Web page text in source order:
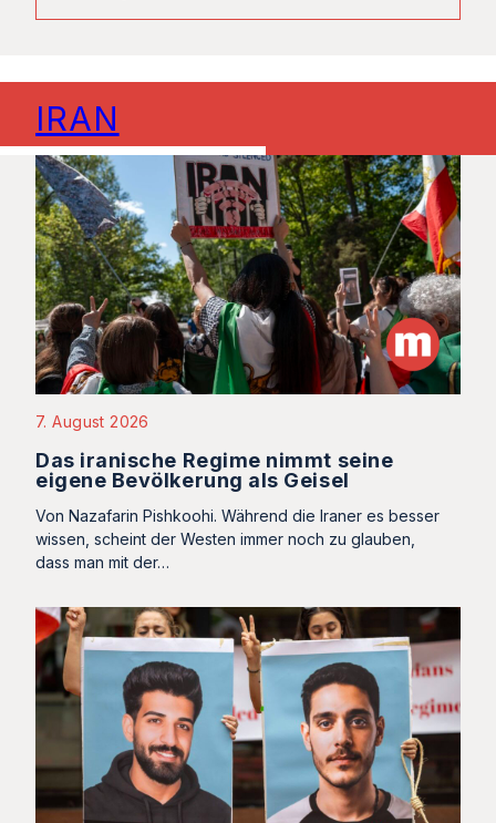
IRAN
7. August 2026
Das iranische Regime nimmt seine
eigene Bevölkerung als Geisel
Von Nazafarin Pishkoohi. Während die Iraner es besser
wissen, scheint der Westen immer noch zu glauben,
dass man mit der…